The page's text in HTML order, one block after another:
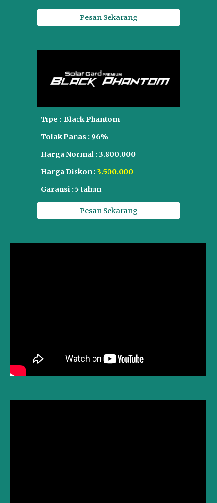
Pesan Sekarang
Tipe : Black Phantom
Tolak Panas : 96%
Harga Normal : 3.800.000
Harga Diskon : 3.500.000
Garansi :5tahun
Pesan Sekarang